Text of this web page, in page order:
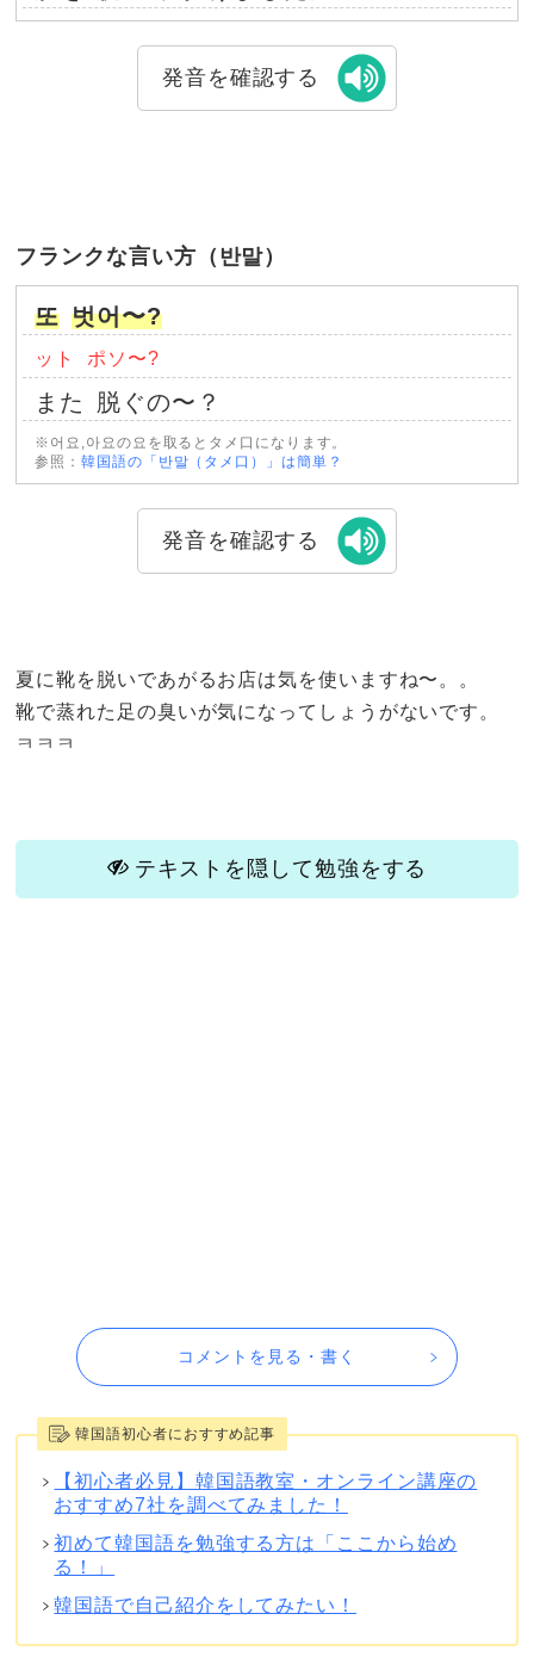
発音を確認する
フランクな言い方（반말）
또 벗어〜?
ット ポソ〜?
また 脱ぐの〜？
※어요,아요の요を取るとタメ口になります。
参照：韓国語の「반말（タメ口）」は簡単？
発音を確認する
夏に靴を脱いであがるお店は気を使いますね〜。。
靴で蒸れた足の臭いが気になってしょうがないです。
ㅋㅋㅋ
テキストを隠して勉強をする
コメントを見る・書く
韓国語初心者におすすめ記事
【初心者必見】韓国語教室・オンライン講座の
おすすめ7社を調べてみました！
初めて韓国語を勉強する方は「ここから始め
る！」
韓国語で自己紹介をしてみたい！